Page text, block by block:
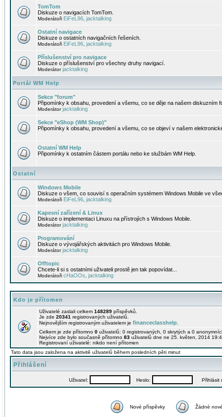
TomTom
Diskuze o navigacích TomTom.
Moderátoři EiFeL96 jacktalking
Ostatní navigace
Diskuze o ostatních navigačních řešeních.
Moderátoři EiFeL96 jacktalking
Příslušenství pro navigace
Diskuze o příslušenství pro všechny druhy navigací.
Moderátorjacktalking
Portál WM Help
Sekce "forum"
Připomínky k obsahu, provedení a všemu, co se děje na našem diskuzním
Moderátorjacktalking
Sekce "eShop (WM Shop)"
Připomínky k obsahu, provedení a všemu, co se objeví v našem
Ostatní WM Help
Připomínky k ostatním částem portálu nebo ke službám WM Help.
Ostatní
Windows Mobile
Diskuze o všem, co souvisí s operačním systémem Windows Mobile ve
Moderátoři EiFeL96 jacktalking
Kapesní zařízení & Linux
Diskuze o implementaci Linuxu na přístrojích s Windows Mobile.
Moderátorjacktalking
Programování
Diskuze o vývojářských aktivitách pro Windows Mobile.
Moderátorjacktalking
Offtopic
Chcete-li si s ostatními uživateli prostě jen tak popovídat...
Moderátoři cHaOOs jacktalking
Kdo je přítomen
Uživatelé zaslali celkem 148289 příspěvků.
Je zde 20341 registrovaných uživatelů.
Nejnovějším registrovaným uživatelem je financeclasshelp
Celkem je zde přítomno 0 uživatelů: 0 registrovaných, 0 skrytých a 0
Nejvíce zde bylo současně přítomno 83 uživatelů dne ne 25. květen, 2014
Registrovaní uživatelé: nikdo není přítomen
Tato data jsou založena na aktivitě uživatelů během posledních pěti minut
Přihlášení
Uživatel: Heslo: Přihlásit
Nové příspěvky Žádné